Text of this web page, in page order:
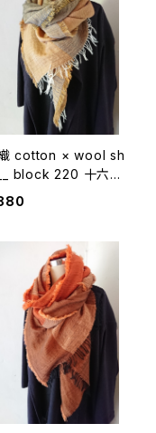
cotton × wool sh
block 220 十六夜